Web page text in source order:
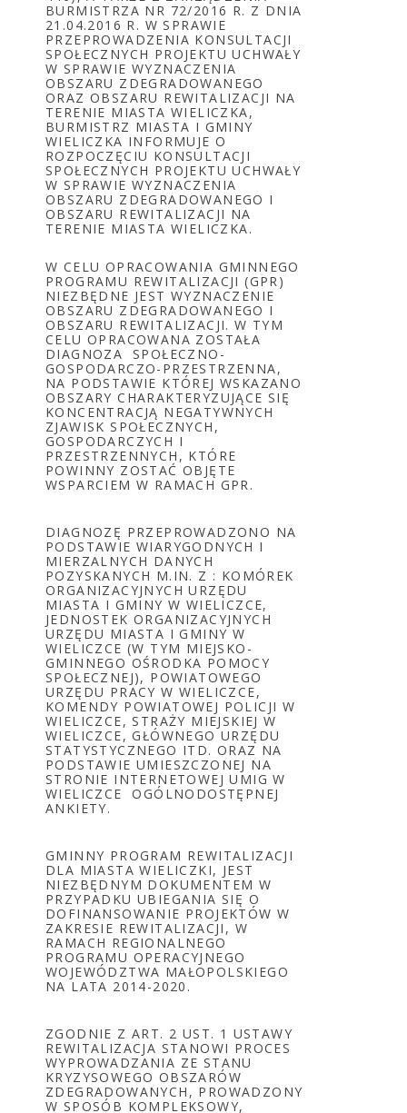
BURMISTRZA NR 72/2016 R. Z DNIA
21.04.2016 R. W SPRAWIE
PRZEPROWADZENIA KONSULTACJI
SPOŁECZNYCH PROJEKTU UCHWAŁY
W SPRAWIE WYZNACZENIA
OBSZARU ZDEGRADOWANEGO
ORAZ OBSZARU REWITALIZACJI NA
TERENIE MIASTA WIELICZKA,
BURMISTRZ MIASTA I GMINY
WIELICZKA INFORMUJE O
ROZPOCZĘCIU KONSULTACJI
SPOŁECZNYCH PROJEKTU UCHWAŁY
W SPRAWIE WYZNACZENIA
OBSZARU ZDEGRADOWANEGO I
OBSZARU REWITALIZACJI NA
TERENIE MIASTA WIELICZKA.
W CELU OPRACOWANIA GMINNEGO
PROGRAMU REWITALIZACJI (GPR)
NIEZBĘDNE JEST WYZNACZENIE
OBSZARU ZDEGRADOWANEGO I
OBSZARU REWITALIZACJI. W TYM
CELU OPRACOWANA ZOSTAŁA
DIAGNOZA SPOŁECZNO-
GOSPODARCZO-PRZESTRZENNA,
NA PODSTAWIE KTÓREJ WSKAZANO
OBSZARY CHARAKTERYZUJĄCE SIĘ
KONCENTRACJĄ NEGATYWNYCH
ZJAWISK SPOŁECZNYCH,
GOSPODARCZYCH I
PRZESTRZENNYCH, KTÓRE
POWINNY ZOSTAĆ OBJĘTE
WSPARCIEM W RAMACH GPR.
DIAGNOZĘ PRZEPROWADZONO NA
PODSTAWIE WIARYGODNYCH I
MIERZALNYCH DANYCH
POZYSKANYCH M.IN. Z : KOMÓREK
ORGANIZACYJNYCH URZĘDU
MIASTA I GMINY W WIELICZCE,
JEDNOSTEK ORGANIZACYJNYCH
URZĘDU MIASTA I GMINY W
WIELICZCE (W TYM MIEJSKO-
GMINNEGO OŚRODKA POMOCY
SPOŁECZNEJ), POWIATOWEGO
URZĘDU PRACY W WIELICZCE,
KOMENDY POWIATOWEJ POLICJI W
WIELICZCE, STRAŻY MIEJSKIEJ W
WIELICZCE, GŁÓWNEGO URZĘDU
STATYSTYCZNEGO ITD. ORAZ NA
PODSTAWIE UMIESZCZONEJ NA
STRONIE INTERNETOWEJ UMIG W
WIELICZCE OGÓLNODOSTĘPNEJ
ANKIETY.
GMINNY PROGRAM REWITALIZACJI
DLA MIASTA WIELICZKI, JEST
NIEZBĘDNYM DOKUMENTEM W
PRZYPADKU UBIEGANIA SIĘ O
DOFINANSOWANIE PROJEKTÓW W
ZAKRESIE REWITALIZACJI, W
RAMACH REGIONALNEGO
PROGRAMU OPERACYJNEGO
WOJEWÓDZTWA MAŁOPOLSKIEGO
NA LATA 2014-2020.
ZGODNIE Z ART. 2 UST. 1 USTAWY
REWITALIZACJA STANOWI PROCES
WYPROWADZANIA ZE STANU
KRYZYSOWEGO OBSZARÓW
ZDEGRADOWANYCH, PROWADZONY
W SPOSÓB KOMPLEKSOWY,